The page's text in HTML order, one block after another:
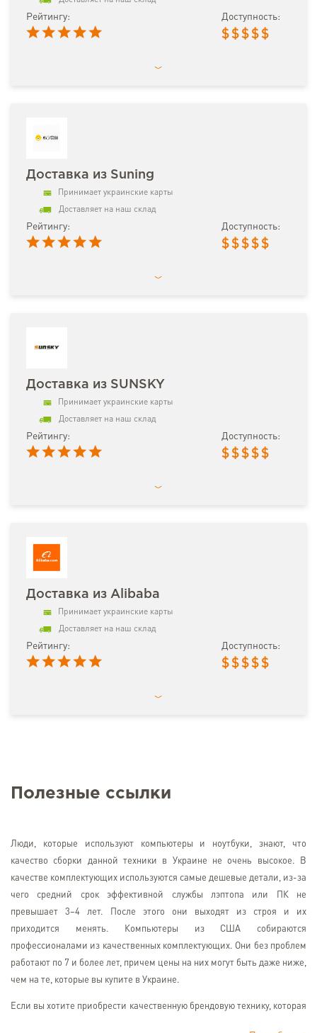
Рейтингу: Доступность:
$ $ $ $ $
Доставка из Suning
Принимает украинские карты
Доставляет на наш склад
Рейтингу: Доступность:
$ $ $ $ $
Доставка из SUNSKY
Принимает украинские карты
Доставляет на наш склад
Рейтингу: Доступность:
$ $ $ $ $
Доставка из Alibaba
Принимает украинские карты
Доставляет на наш склад
Рейтингу: Доступность:
$ $ $ $ $
Полезные ссылки
Люди, которые используют компьютеры и ноутбуки, знают, что
качество сборки данной техники в Украине не очень высокое. В
качестве комплектующих используются самые дешевые детали, из-за
чего средний срок эффективной службы лэптопа или ПК не
превышает 3–4 лет. После этого они выходят из строя и их
приходится менять. Компьютеры из США собираются
профессионалами из качественных комплектующих. Они без проблем
работают по 7 и более лет, причем цены на них могут быть даже ниже,
чем на те, которые вы купите в Украине.
Если вы хотите приобрести качественную брендовую технику, которая